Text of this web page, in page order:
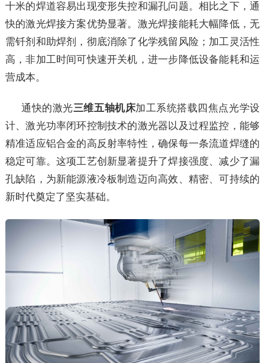
十米的焊道容易出现变形失控和漏孔问题。相比之下，通
快的激光焊接方案优势显著。激光焊接能耗大幅降低，无
需钎剂和助焊剂，彻底消除了化学残留风险；加工灵活性
高，非加工时间可快速开关机，进一步降低设备能耗和运
营成本。
通快的激光三维五轴机床加工系统搭载四焦点光学设
计、激光功率闭环控制技术的激光器以及过程监控，能够
精准适应铝合金的高反射率特性，确保每一条流道焊缝的
稳定可靠。这项工艺创新显著提升了焊接强度、减少了漏
孔缺陷，为新能源液冷板制造迈向高效、精密、可持续的
新时代奠定了坚实基础。